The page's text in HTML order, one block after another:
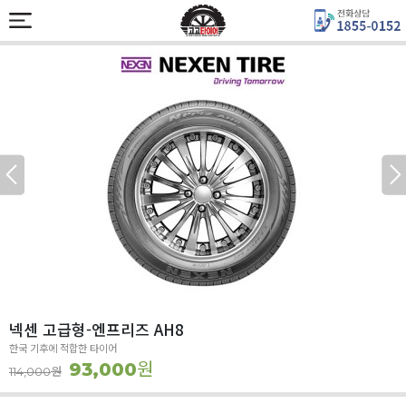
넥센 고급형-엔프리즈 AH8
한국 기후에 적합한 타이어
114,000원 93,000원